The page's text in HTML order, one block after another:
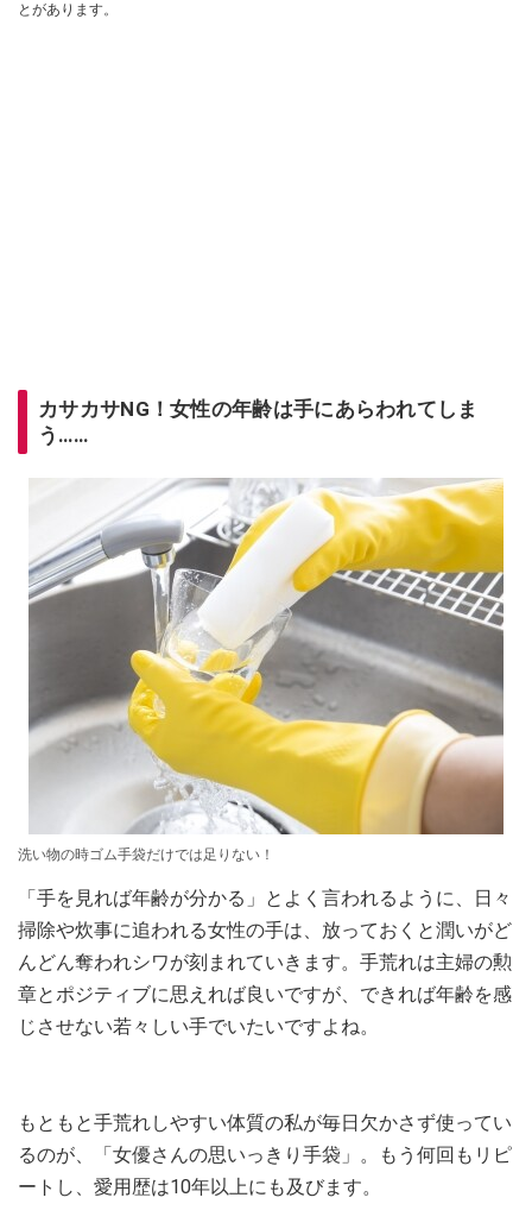
とがあります。
カサカサNG！女性の年齢は手にあらわれてしま
う……
洗い物の時ゴム手袋だけでは足りない！
「手を見れば年齢が分かる」とよく言われるように、日々
掃除や炊事に追われる女性の手は、放っておくと潤いがど
んどん奪われシワが刻まれていきます。手荒れは主婦の勲
章とポジティブに思えれば良いですが、できれば年齢を感
じさせない若々しい手でいたいですよね。
もともと手荒れしやすい体質の私が毎日欠かさず使ってい
るのが、「女優さんの思いっきり手袋」。もう何回もリピ
ートし、愛用歴は10年以上にも及びます。